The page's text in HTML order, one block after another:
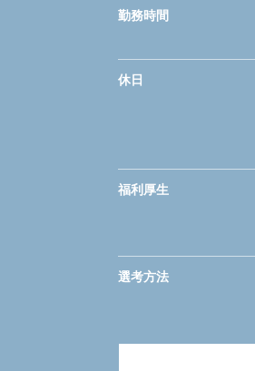
勤務時間
休日
福利厚生
選考方法